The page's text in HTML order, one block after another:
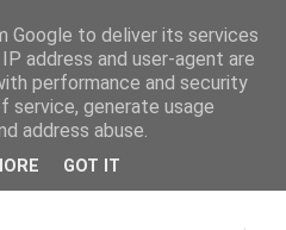
Google to deliver its services
address and user-agent are
performance and security
service, generate usage
address abuse.
GOT IT